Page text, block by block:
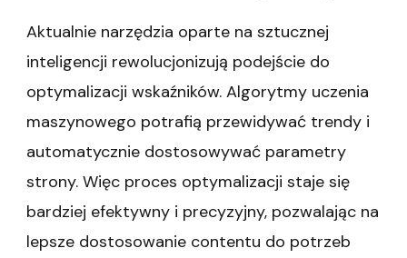
Aktualnie narzędzia oparte na sztucznej
inteligencji rewolucjonizują podejście do
optymalizacji wskaźników. Algorytmy uczenia
maszynowego potrafią przewidywać trendy i
automatycznie dostosowywać parametry
strony. Więc proces optymalizacji staje się
bardziej efektywny i precyzyjny, pozwalając na
lepsze dostosowanie contentu do potrzeb